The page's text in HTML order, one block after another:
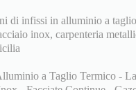
di infissi in alluminio a
inox, carpenteria
a Taglio Termico -